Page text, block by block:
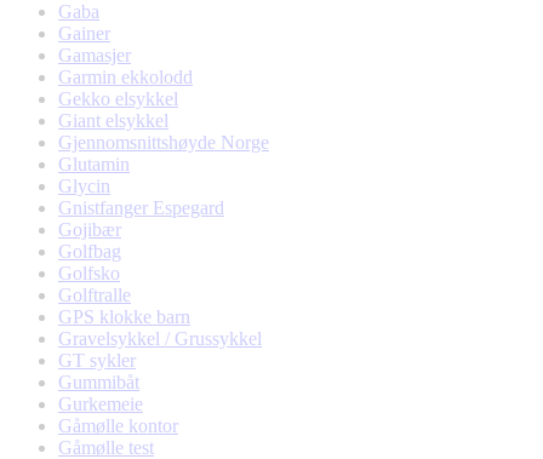
Gaba
Gainer
Gamasjer
Garmin ekkolodd
Gekko elsykkel
Giant elsykkel
Gjennomsnittshøyde Norge
Glutamin
Glycin
Gnistfanger Espegard
Gojibær
Golfbag
Golfsko
Golftralle
GPS klokke barn
Gravelsykkel / Grussykkel
GT sykler
Gummibåt
Gurkemeie
Gåmølle kontor
Gåmølle test